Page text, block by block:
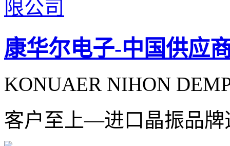
康华尔电子-中国供应
KONUAER NIHON
客户至上—进口晶振品牌